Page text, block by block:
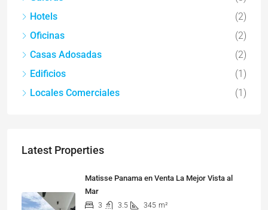
Hotels
(2)
Oficinas
(2)
Casas Adosadas
(2)
Edificios
(1)
Locales Comerciales
(1)
Latest Properties
Matisse Panama en Venta La Mejor Vista al
Mar
3 3.5 345 m²